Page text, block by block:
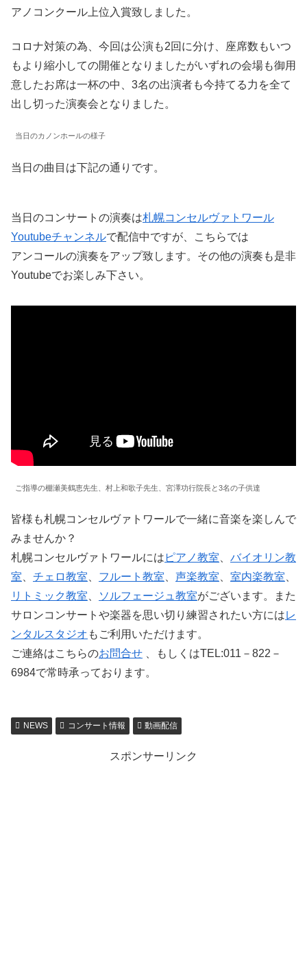
アノコンクール上位入賞致しました。
コロナ対策の為、今回は公演も2回に分け、座席数もいつ
もより縮小しての開催となりましたがいずれの会場も御用
意したお席は一杯の中、3名の出演者も今持てる力を全て
出し切った演奏会となりました。
当日のカノンホールの様子
当日の曲目は下記の通りです。
当日のコンサートの演奏は札幌コンセルヴァトワール
Youtubeチャンネルで配信中ですが、こちらでは
アンコールの演奏をアップ致します。その他の演奏も是非
Youtubeでお楽しみ下さい。
ご指導の棚瀬美鶴恵先生、村上和歌子先生、宮澤功行院長と3名の子供達
皆様も札幌コンセルヴァトワールで一緒に音楽を楽しんで
みませんか？
札幌コンセルヴァトワールには ピアノ教室、 バイオリン教
室、 チェロ教室、 フルート教室、 声楽教室、 室内楽教室、
リトミック教室、 ソルフェージュ教室がございます。また
サロンコンサートや楽器を思い切り練習されたい方にはレ
ンタルスタジオ もご利用いただけます。
ご連絡はこちらのお問合せ 、もしくはTEL:011－822－
6984で常時承っております。
NEWS コンサート情報 動画配信
スポンサーリンク